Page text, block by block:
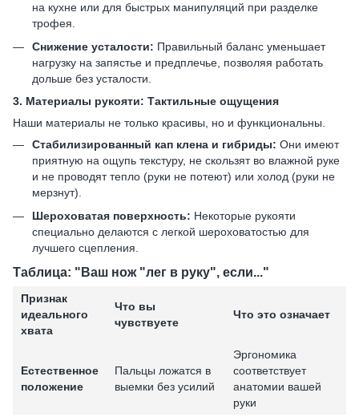
на кухне или для быстрых манипуляций при разделке
трофея.
Снижение усталости: Правильный баланс уменьшает
нагрузку на запястье и предплечье, позволяя работать
дольше без усталости.
3. Материалы рукояти: Тактильные ощущения
Наши материалы не только красивы, но и функциональны.
Стабилизированный кап клена и гибриды: Они имеют
приятную на ощупь текстуру, не скользят во влажной руке
и не проводят тепло (руки не потеют) или холод (руки не
мерзнут).
Шероховатая поверхность: Некоторые рукояти
специально делаются с легкой шероховатостью для
лучшего сцепления.
Таблица: "Ваш нож "лег в руку", если..."
Признак
идеального
хвата
Что вы
чувствуете
Что это означает
Естественное
положение
Пальцы ложатся в
выемки без усилий
Эргономика
соответствует
анатомии вашей
руки